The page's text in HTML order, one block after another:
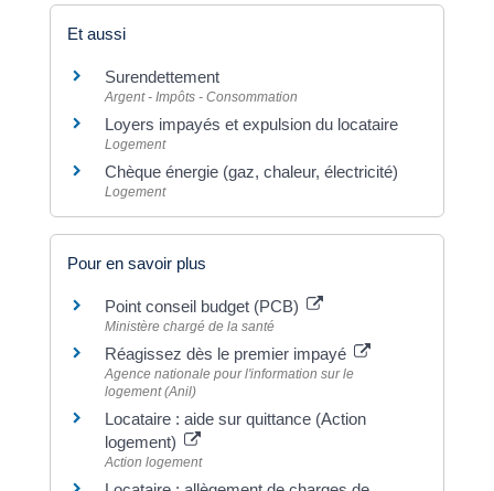
Et aussi
Surendettement
Argent - Impôts - Consommation
Loyers impayés et expulsion du locataire
Logement
Chèque énergie (gaz, chaleur, électricité)
Logement
Pour en savoir plus
Point conseil budget (PCB)
Ministère chargé de la santé
Réagissez dès le premier impayé
Agence nationale pour l'information sur le
logement (Anil)
Locataire : aide sur quittance (Action
logement)
Action logement